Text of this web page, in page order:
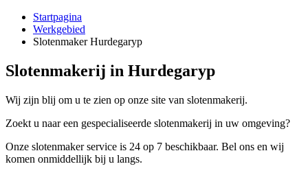
Startpagina
Werkgebied
Slotenmaker Hurdegaryp
Slotenmakerij in Hurdegaryp
Wij zijn blij om u te zien op onze site van slotenmakerij.
Zoekt u naar een gespecialiseerde slotenmakerij in uw omgeving?
Onze slotenmaker service is 24 op 7 beschikbaar. Bel ons en wij
komen onmiddellijk bij u langs.